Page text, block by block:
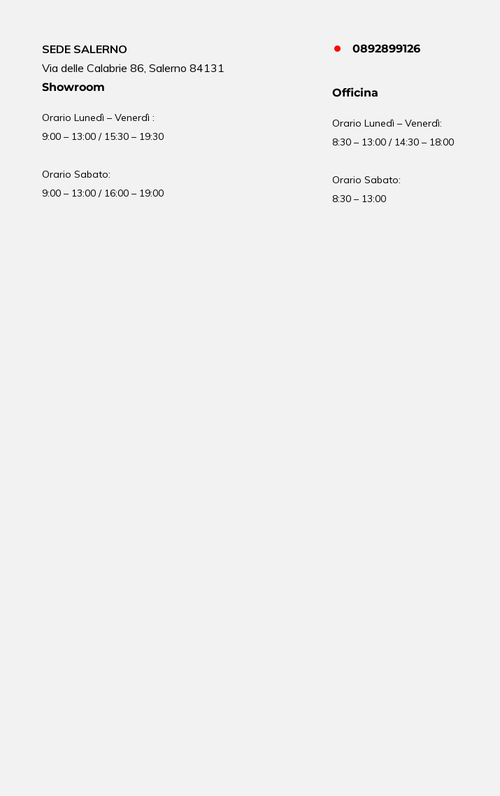
SEDE SALERNO
Via delle Calabrie 86, Salerno 84131
Showroom
Orario Lunedì – Venerdì :
9:00 – 13:00 / 15:30 – 19:30
Orario Sabato:
9:00 – 13:00 / 16:00 – 19:00
0892899126
Officina
Orario Lunedì – Venerdì:
8:30 – 13:00 / 14:30 – 18:00
Orario Sabato:
8:30 – 13:00